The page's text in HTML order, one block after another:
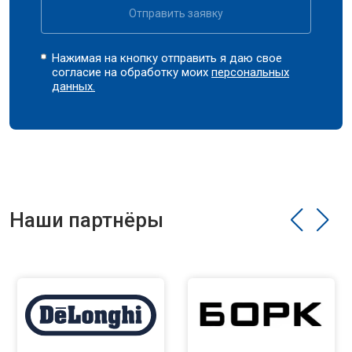
Отправить заявку
Нажимая на кнопку отправить я даю свое
согласие на обработку моихперсональных
данных.
Наши партнёры